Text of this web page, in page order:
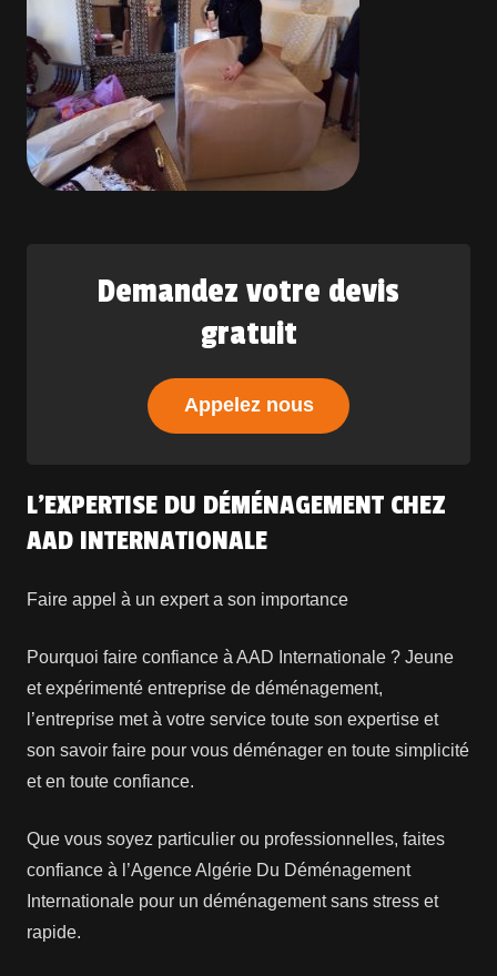
Demandez votre devis
gratuit
Appelez nous
L’EXPERTISE DU DÉMÉNAGEMENT CHEZ
AAD INTERNATIONALE
Faire appel à un expert a son importance
Pourquoi faire confiance à AAD Internationale ? Jeune
et expérimenté entreprise de déménagement,
l’entreprise met à votre service toute son expertise et
son savoir faire pour vous déménager en toute simplicité
et en toute confiance.
Que vous soyez particulier ou professionnelles, faites
confiance à l’Agence Algérie Du Déménagement
Internationale pour un déménagement sans stress et
rapide.